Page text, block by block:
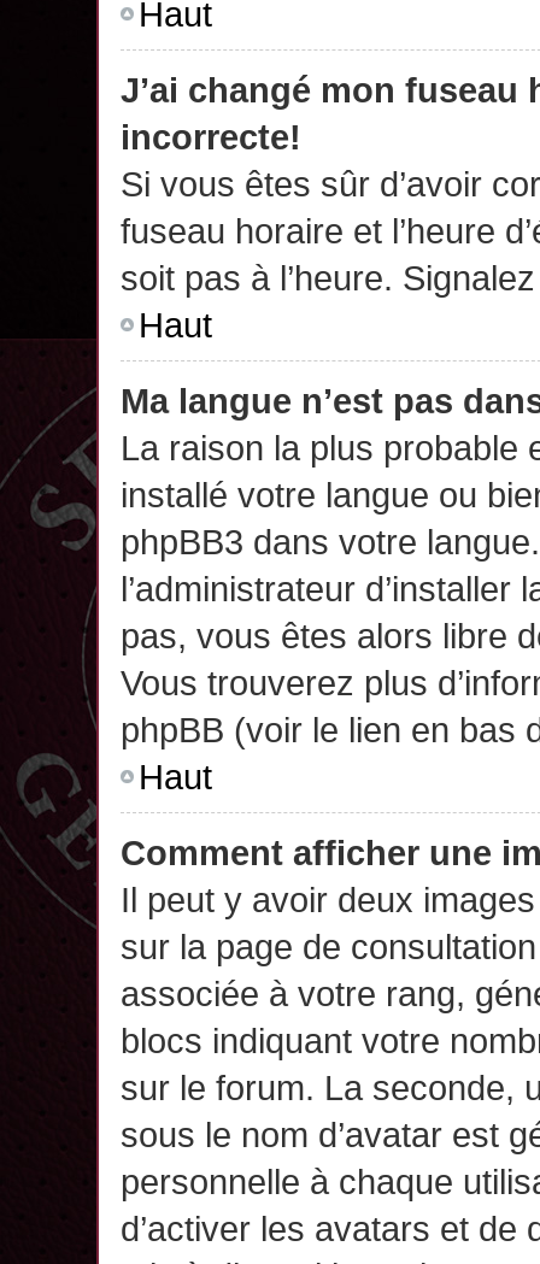
Haut
J’ai changé mon fuseau
incorrecte!
Si vous êtes sûr d’avoir
fuseau horaire et l’heure
soit pas à l’heure.
Haut
Ma langue n’est pas
La raison la plus probable
installé votre langue ou
phpBB3 dans votre
l’administrateur d’installer
pas, vous êtes alors libre
Vous trouverez plus
phpBB (voir le lien en bas
Haut
Comment afficher une
Il peut y avoir deux
sur la page de
associée à votre rang,
blocs indiquant votre
sur le forum. La seconde,
sous le nom d’avatar est
personnelle à chaque
d’activer les avatars et de